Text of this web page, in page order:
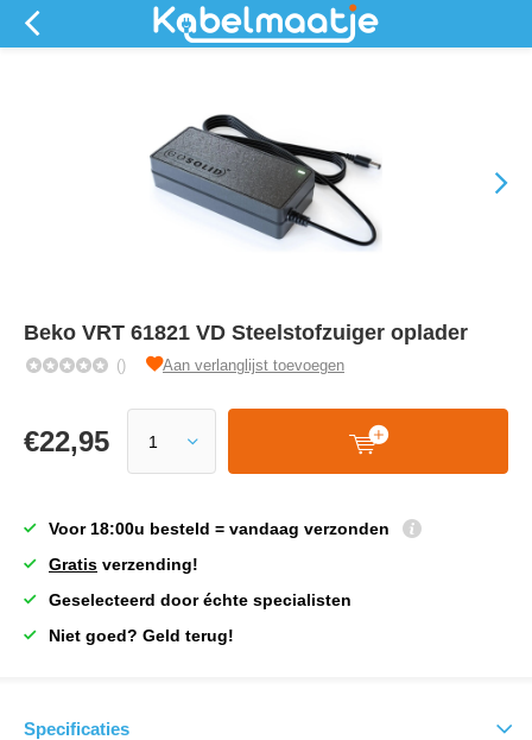
Beko VRT 61821 VD Steelstofzuiger oplader
() Aan verlanglijst toevoegen
€22,95
Voor 18:00u besteld = vandaag verzonden
Gratis verzending!
Geselecteerd door échte specialisten
Niet goed? Geld terug!
Specificaties